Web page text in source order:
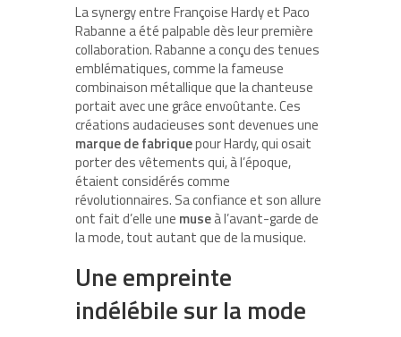
La synergy entre Françoise Hardy et Paco
Rabanne a été palpable dès leur première
collaboration. Rabanne a conçu des tenues
emblématiques, comme la fameuse
combinaison métallique que la chanteuse
portait avec une grâce envoûtante. Ces
créations audacieuses sont devenues une
marque de fabriquepour Hardy, qui osait
porter des vêtements qui, à l’époque,
étaient considérés comme
révolutionnaires. Sa confiance et son allure
ont fait d’elle une museà l’avant-garde de
la mode, tout autant que de la musique.
Une empreinte
indélébile sur la mode